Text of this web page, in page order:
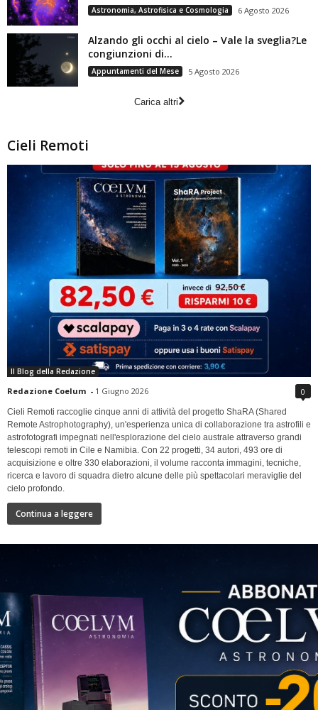
Astronomia, Astrofisica e Cosmologia 6 Agosto 2026
Alzando gli occhi al cielo – Vale la sveglia?Le
congiunzioni di...
Appuntamenti del Mese 5 Agosto 2026
Carica altri
Cieli Remoti
Il Blog della Redazione
Redazione Coelum - 1 Giugno 2026 0
Cieli Remoti raccoglie cinque anni di attività del progetto ShaRA (Shared
Remote Astrophotography), un'esperienza unica di collaborazione tra astrofili e
astrofotografi impegnati nell'esplorazione del cielo australe attraverso grandi
telescopi remoti in Cile e Namibia. Con 22 progetti, 34 autori, 493 ore di
acquisizione e oltre 330 elaborazioni, il volume racconta immagini, tecniche,
ricerca e lavoro di squadra dietro alcune delle più spettacolari meraviglie del
cielo profondo.
Continua a leggere